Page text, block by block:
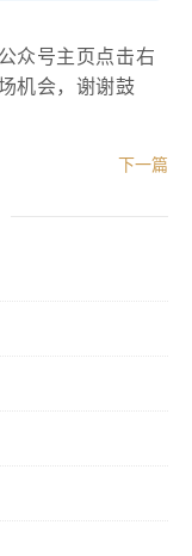
众号主页点击右
机会，谢谢鼓
下一篇